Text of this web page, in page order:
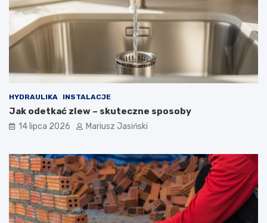
HYDRAULIKA INSTALACJE
Jak odetkać zlew – skuteczne sposoby
14 lipca 2026 Mariusz Jasiński